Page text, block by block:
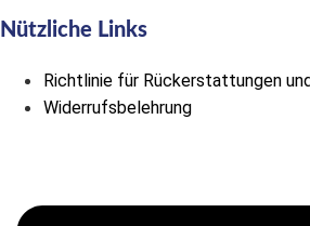
Nützliche Links
Richtlinie für Rückerstattungen
Widerrufsbelehrung